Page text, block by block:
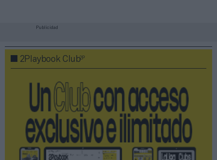
Publicidad
2Playbook Club2P